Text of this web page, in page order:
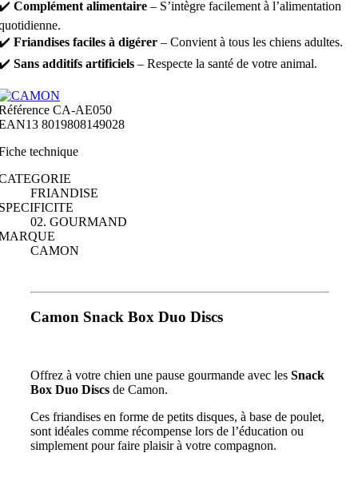
Complément alimentaire – S’intègre facilement à l’alimentation
Friandises faciles à digérer – Convient à tous les chiens adultes.
Sans additifs artificiels – Respecte la santé de votre animal.
CA-AE050
8019808149028
technique
FRIANDISE
02. GOURMAND
CAMON
Camon Snack Box Duo Discs
Offrez à votre chien une pause gourmande avec les Snack
Box Duo Discs de Camon.
Ces friandises en forme de petits disques, à base de poulet,
sont idéales comme récompense lors de l’éducation ou
simplement pour faire plaisir à votre compagnon.